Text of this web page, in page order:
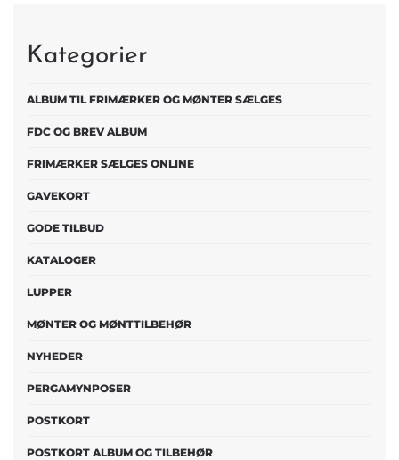
Kategorier
ALBUM TIL FRIMÆRKER OG MØNTER SÆLGES
FDC OG BREV ALBUM
FRIMÆRKER SÆLGES ONLINE
GAVEKORT
GODE TILBUD
KATALOGER
LUPPER
MØNTER OG MØNTTILBEHØR
NYHEDER
PERGAMYNPOSER
POSTKORT
POSTKORT ALBUM OG TILBEHØR